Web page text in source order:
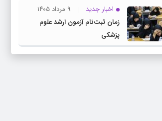
اخبار جدید
۹ مرداد ۱۴۰۵
زمان ثبت‌نام آزمون ارشد علوم
پزشکی